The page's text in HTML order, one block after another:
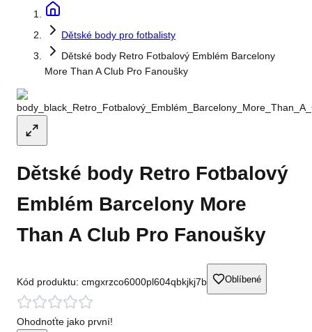
Dětské body pro fotbalisty
Dětské body Retro Fotbalový Emblém Barcelony
More Than A Club Pro Fanoušky
Dětské body Retro Fotbalový
Emblém Barcelony More
Than A Club Pro Fanoušky
Kód produktu: cmgxrzco6000pl604qbkjkj7b Oblíbené
Ohodnoťte jako první!